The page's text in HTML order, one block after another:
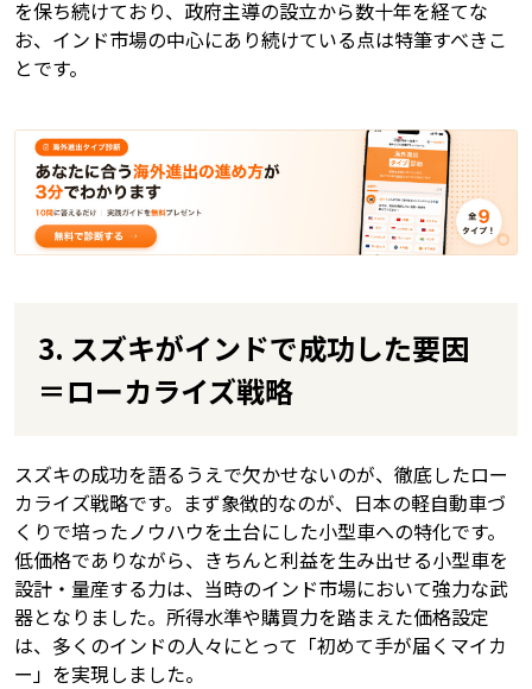
を保ち続けており、政府主導の設立から数十年を経てな
お、インド市場の中心にあり続けている点は特筆すべきこ
とです。
3. スズキがインドで成功した要因
＝ローカライズ戦略
スズキの成功を語るうえで欠かせないのが、徹底したロー
カライズ戦略です。まず象徴的なのが、日本の軽自動車づ
くりで培ったノウハウを土台にした小型車への特化です。
低価格でありながら、きちんと利益を生み出せる小型車を
設計・量産する力は、当時のインド市場において強力な武
器となりました。所得水準や購買力を踏まえた価格設定
は、多くのインドの人々にとって「初めて手が届くマイカ
ー」を実現しました。